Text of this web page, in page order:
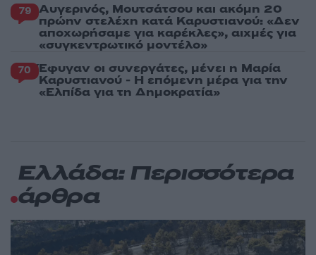
79 Αυγερινός, Μουτσάτσου και ακόμη 20
πρώην στελέχη κατά Καρυστιανού: «Δεν
αποχωρήσαμε για καρέκλες», αιχμές για
«συγκεντρωτικό μοντέλο»
70 Έφυγαν οι συνεργάτες, μένει η Μαρία
Καρυστιανού - Η επόμενη μέρα για την
«Ελπίδα για τη Δημοκρατία»
Ελλάδα: Περισσότερα
άρθρα